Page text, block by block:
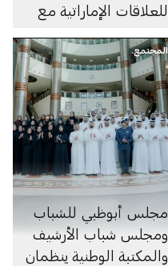
للعلاقات الإماراتية مع
المجتمع
مجلس أبوظبي للشباب
ومجلس شباب الأرشيف
والمكتبة الوطنية ينظمان